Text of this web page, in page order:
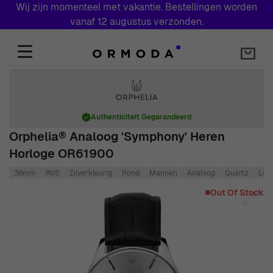
Wij zijn momenteel met vakantie. Bestellingen worden
vanaf 12 augustus verzonden.
Orphelia® Analoog 'Symphony' Heren
Horloge OR61900
Authenticiteit Gegarandeerd
38mm RVS Zilverkleurig Rond Mannen Analoog Quartz
Out Of Stock
Click to view image in fullscreen